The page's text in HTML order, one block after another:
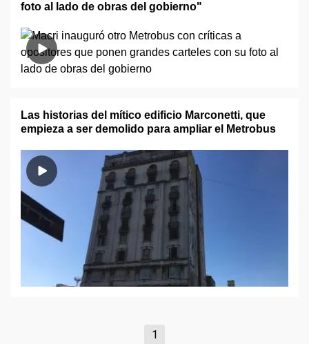
foto al lado de obras del gobierno"
Las historias del mítico edificio Marconetti, que
empieza a ser demolido para ampliar el Metrobus
1